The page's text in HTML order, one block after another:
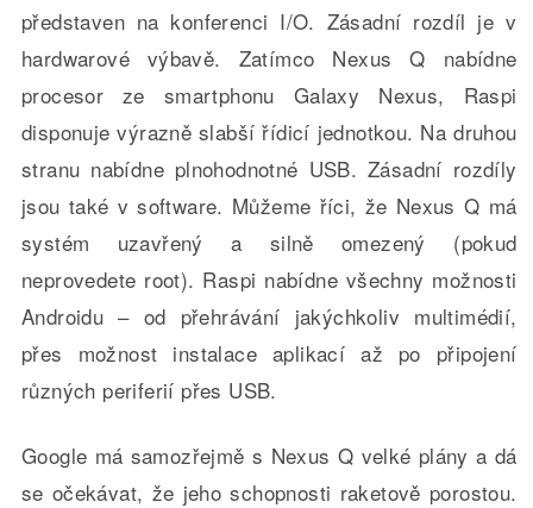
představen na konferenci I/O. Zásadní rozdíl je v
hardwarové výbavě. Zatímco Nexus Q nabídne
procesor ze smartphonu Galaxy Nexus, Raspi
disponuje výrazně slabší řídicí jednotkou. Na druhou
stranu nabídne plnohodnotné USB. Zásadní rozdíly
jsou také v software. Můžeme říci, že Nexus Q má
systém uzavřený a silně omezený (pokud
neprovedete root). Raspi nabídne všechny možnosti
Androidu – od přehrávání jakýchkoliv multimédií,
přes možnost instalace aplikací až po připojení
různých periferií přes USB.
Google má samozřejmě s Nexus Q velké plány a dá
se očekávat, že jeho schopnosti raketově porostou.